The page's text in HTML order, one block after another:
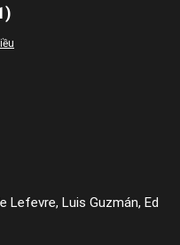
Lefevre, Luis Guzmán, Ed